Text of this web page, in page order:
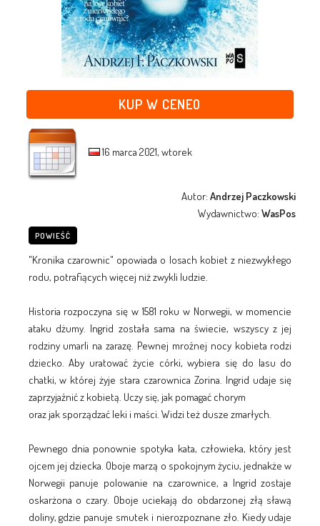
KUP W CENEO
16 marca 2021, wtorek
Autor:Andrzej Paczkowski
Wydawnictwo:WasPos
POWIEŚĆ
"Kronika czarownic" opowiada o losach kobiet z niezwykłego
rodu, potrafiących więcej niż zwykli ludzie.
Historia rozpoczyna się w 1581 roku w Norwegii, w momencie
ataku dżumy. Ingrid została sama na świecie, wszyscy z jej
rodziny umarli na zarazę. Pewnej mroźnej nocy kobieta rodzi
dziecko. Aby uratować życie córki, wybiera się do lasu do
chatki, w której żyje stara czarownica Zorina. Ingrid udaje się
zaprzyjaźnić z kobietą. Uczy się, jak pomagać chorym
oraz jak sporządzać leki i maści. Widzi też dusze zmarłych.
Pewnego dnia ponownie spotyka kata, człowieka, który jest
ojcem jej dziecka. Oboje marzą o spokojnym życiu, jednakże w
Norwegii panuje polowanie na czarownice, a Ingrid zostaje
oskarżona o czary. Oboje uciekają do obdarzonej złą sławą
doliny, gdzie panuje smutek i nierozpoznane zło. Kiedy udaje